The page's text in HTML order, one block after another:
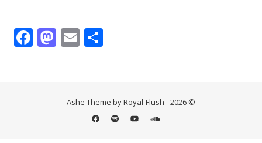
Facebook
Mastodon
Email
Ashe Theme by Royal-Flush - 2026 ©